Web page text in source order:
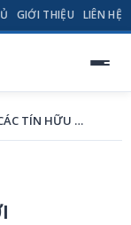
GIỚI THIỆU LIÊN HỆ
CẦU CHO CÁC TÍN HỮU ĐÃ QUA ĐỜI